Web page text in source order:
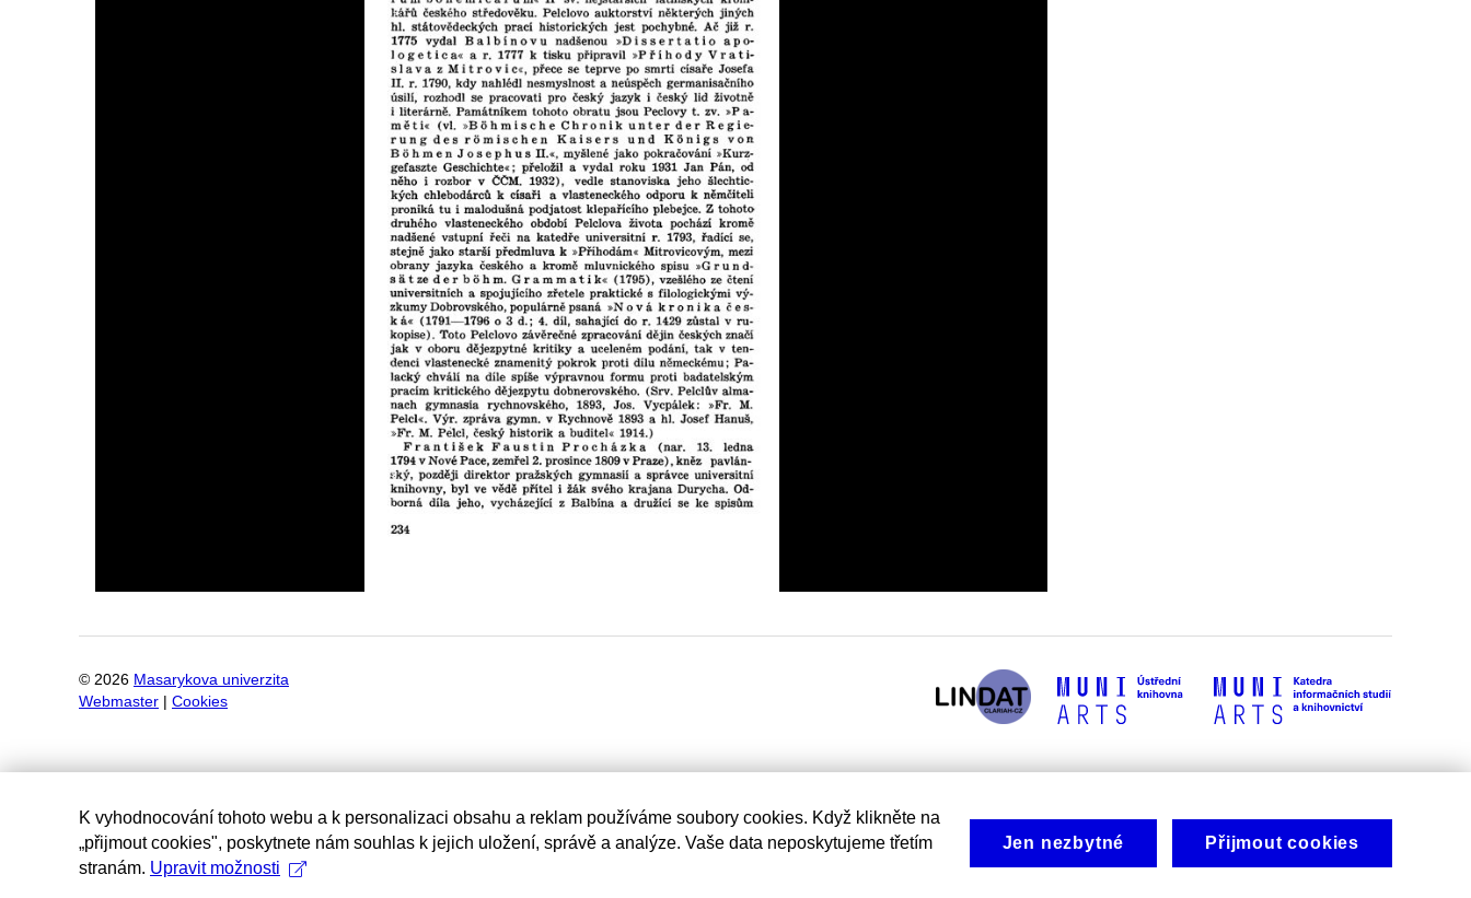
© 2026 Masarykova univerzita
Webmaster
Cookies
K vyhodnocování tohoto webu a k personalizaci obsahu a reklam používáme soubory cookies. Když klikněte na
„přijmout cookies", poskytnete nám souhlas k jejich uložení, správě a analýze. Vaše data neposkytujeme třetím
stranám. Upravit možnosti
Jen nezbytné Přijmout cookies